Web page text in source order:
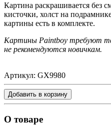
Картина раскрашивается без
кисточки, холст на
картины есть в комплекте.
Картины Paintboy требуют
не рекомендуются новичкам.
Артикул: GX9980
Добавить в корзину
О товаре